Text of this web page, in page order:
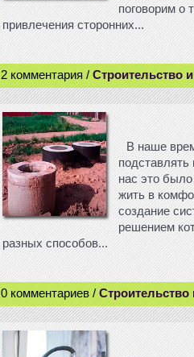
поговорим о
привлечения сторонних...
2 комментария /Строительство
В наше
нас это
жить в
создание
решением
разных способов...
0 комментариев /Строительство